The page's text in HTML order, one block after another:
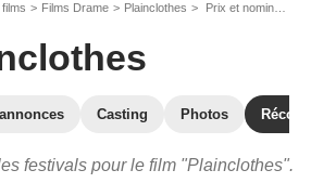
Films Drame Plainclothes Prix et nominations pour Plainclothes
Casting Photos
festivals pour le film "Plainclothes".